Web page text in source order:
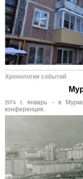
Хронология событий
1974 г. январь – в
конференция.